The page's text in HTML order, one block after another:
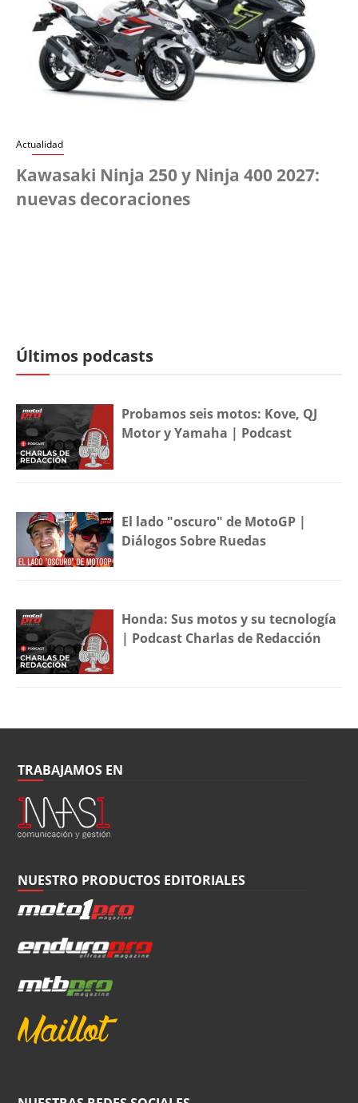
Actualidad
Kawasaki Ninja 250 y Ninja 400 2027:
nuevas decoraciones
Últimos podcasts
Probamos seis motos: Kove, QJ
Motor y Yamaha | Podcast
El lado "oscuro" de MotoGP |
Diálogos Sobre Ruedas
Honda: Sus motos y su tecnología
| Podcast Charlas de Redacción
TRABAJAMOS EN
NUESTRO PRODUCTOS EDITORIALES